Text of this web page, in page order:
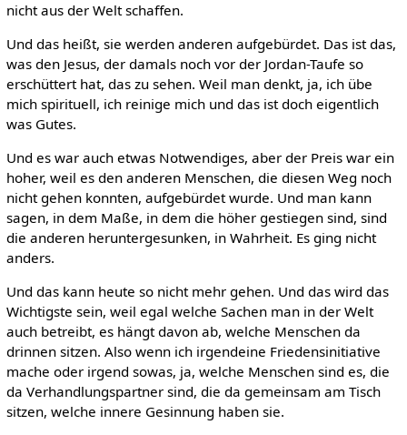
nicht aus der Welt schaffen.
Und das heißt, sie werden anderen aufgebürdet. Das ist das,
was den Jesus, der damals noch vor der Jordan-Taufe so
erschüttert hat, das zu sehen. Weil man denkt, ja, ich übe
mich spirituell, ich reinige mich und das ist doch eigentlich
was Gutes.
Und es war auch etwas Notwendiges, aber der Preis war ein
hoher, weil es den anderen Menschen, die diesen Weg noch
nicht gehen konnten, aufgebürdet wurde. Und man kann
sagen, in dem Maße, in dem die höher gestiegen sind, sind
die anderen heruntergesunken, in Wahrheit. Es ging nicht
anders.
Und das kann heute so nicht mehr gehen. Und das wird das
Wichtigste sein, weil egal welche Sachen man in der Welt
auch betreibt, es hängt davon ab, welche Menschen da
drinnen sitzen. Also wenn ich irgendeine Friedensinitiative
mache oder irgend sowas, ja, welche Menschen sind es, die
da Verhandlungspartner sind, die da gemeinsam am Tisch
sitzen, welche innere Gesinnung haben sie.